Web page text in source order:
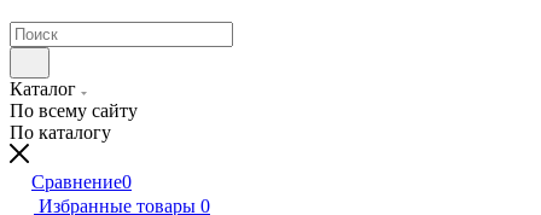
Каталог
По всему сайту
По каталогу
Сравнение0
Избранные товары 0